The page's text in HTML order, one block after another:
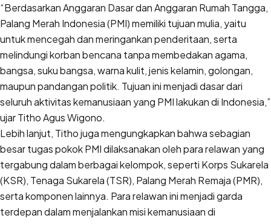
“Berdasarkan Anggaran Dasar dan Anggaran Rumah Tangga,
Palang Merah Indonesia (PMI) memiliki tujuan mulia, yaitu
untuk mencegah dan meringankan penderitaan, serta
melindungi korban bencana tanpa membedakan agama,
bangsa, suku bangsa, warna kulit, jenis kelamin, golongan,
maupun pandangan politik. Tujuan ini menjadi dasar dari
seluruh aktivitas kemanusiaan yang PMI lakukan di Indonesia,”
ujar Titho Agus Wigono.
Lebih lanjut, Titho juga mengungkapkan bahwa sebagian
besar tugas pokok PMI dilaksanakan oleh para relawan yang
tergabung dalam berbagai kelompok, seperti Korps Sukarela
(KSR), Tenaga Sukarela (TSR), Palang Merah Remaja (PMR),
serta komponen lainnya. Para relawan ini menjadi garda
terdepan dalam menjalankan misi kemanusiaan di